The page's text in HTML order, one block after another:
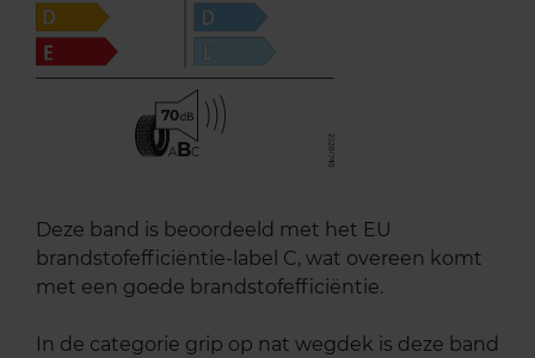
70
ABC
Deze band is beoordeeld met het EU
brandstofefficiëntie-label C, wat overeen komt
met een goede brandstofefficiëntie.
In de categorie grip op nat wegdek is deze band